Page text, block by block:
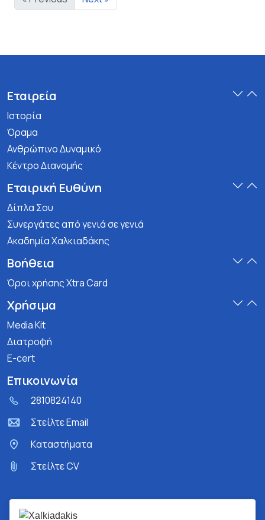
Εταιρεία
Ιστορία
Όραμα
Ανθρώπινο Δυναμικό
Κέντρο Διανομής
Εταιρική Ευθύνη
Δίπλα Σου
Συνεργάτες από γενιά σε γενιά
Ακαδημία Χαλκιαδάκης
Βοήθεια
Όροι χρήσης Xtra Card
Χρήσιμα
Media Kit
Διατροφή
E-cert
Επικοινωνία
2810824140
Στείλτε Email
Kαταστήματα
Στείλτε CV